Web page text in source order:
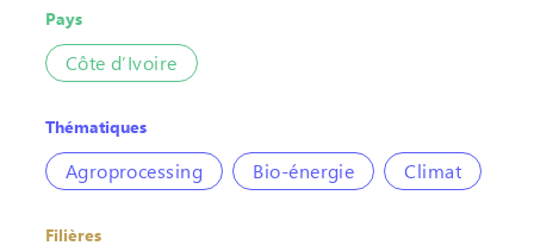
Pays
Côte d’Ivoire
Thématiques
Agroprocessing Bio-énergie Climat
Filières